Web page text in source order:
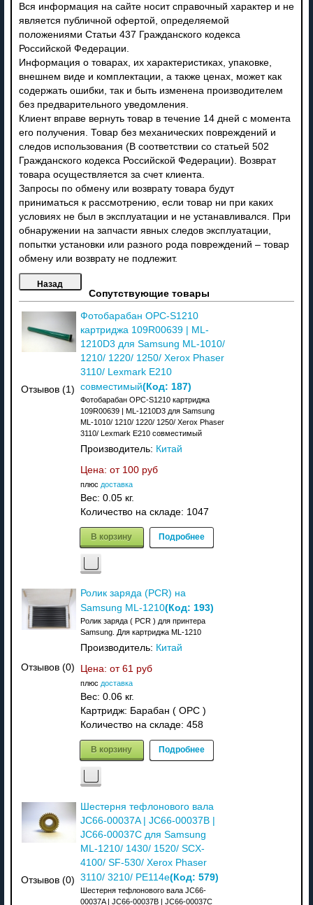
Вся информация на сайте носит справочный характер и не
является публичной офертой, определяемой
положениями Статьи 437 Гражданского кодекса
Российской Федерации.
Информация о товарах, их характеристиках, упаковке,
внешнем виде и комплектации, а также ценах, может как
содержать ошибки, так и быть изменена производителем
без предварительного уведомления.
Клиент вправе вернуть товар в течение 14 дней с момента
его получения. Товар без механических повреждений и
следов использования (В соответствии со статьей 502
Гражданского кодекса Российской Федерации). Возврат
товара осуществляется за счет клиента.
Запросы по обмену или возврату товара будут
приниматься к рассмотрению, если товар ни при каких
условиях не был в эксплуатации и не устанавливался. При
обнаружении на запчасти явных следов эксплуатации,
попытки установки или разного рода повреждений – товар
обмену или возврату не подлежит.
Сопутствующие товары
Отзывов (1)
Фотобарабан OPC-S1210
картриджа 109R00639 | ML-
1210D3 для Samsung ML-1010/
1210/ 1220/ 1250/ Xerox Phaser
3110/ Lexmark E210
совместимый(Код: 187)
Фотобарабан OPC-S1210 картриджа
109R00639 | ML-1210D3 для Samsung
ML-1010/ 1210/ 1220/ 1250/ Xerox Phaser
3110/ Lexmark E210 совместимый
Производитель: Китай
Цена: от 100 руб
плюс доставка
Вес: 0.05 кг.
Количество на складе: 1047
В корзину Подробнее
Отзывов (0)
Ролик заряда (PCR) на
Samsung ML-1210(Код: 193)
Ролик заряда ( PCR ) для принтера
Samsung. Для картриджа ML-1210
Производитель: Китай
Цена: от 61 руб
плюс доставка
Вес: 0.06 кг.
Картридж: Барабан ( OPC )
Количество на складе: 458
В корзину Подробнее
Отзывов (0)
Шестерня тефлонового вала
JC66-00037A | JC66-00037B |
JC66-00037C для Samsung
ML-1210/ 1430/ 1520/ SCX-
4100/ SF-530/ Xerox Phaser
3110/ 3210/ PE114e(Код: 579)
Шестерня тефлонового вала JC66-
00037A | JC66-00037B | JC66-00037C